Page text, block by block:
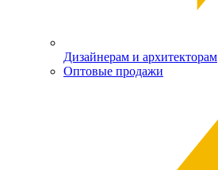
Дизайнерам и архитекторам
Оптовые продажи